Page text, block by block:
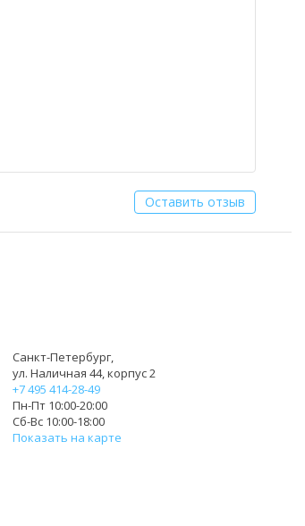
Оставить отзыв
Санкт-Петербург,
ул. Наличная 44, корпус 2
+7 495 414-28-49
Пн-Пт 10:00-20:00
Сб-Вс 10:00-18:00
Показать на карте